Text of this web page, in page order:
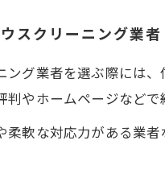
スクリーニング業者
ング業者を選ぶ際には
判やホームページなど
柔軟な対応力がある業